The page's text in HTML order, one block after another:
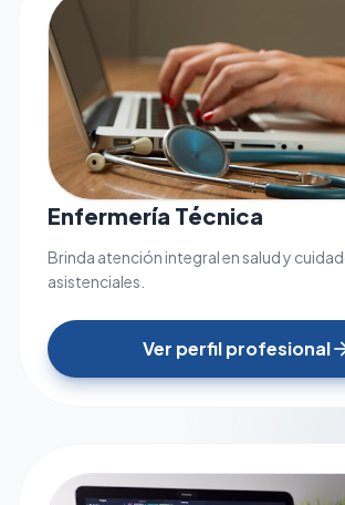
Enfermería Técnica
Brinda atención integral en salud y
asistenciales.
Ver perfil profesional